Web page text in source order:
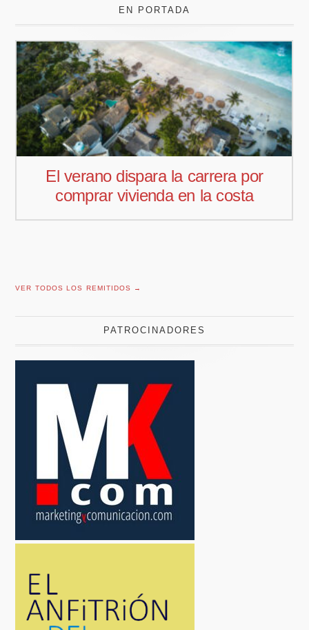
EN PORTADA
El verano dispara la carrera por
comprar vivienda en la costa
VER TODOS LOS REMITIDOS →
PATROCINADORES